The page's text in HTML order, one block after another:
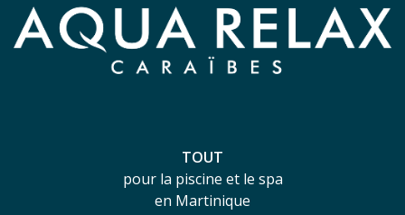
TOUT
pour la piscine et le spa
en Martinique